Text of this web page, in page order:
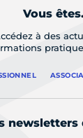
Vous
à des
newsletters